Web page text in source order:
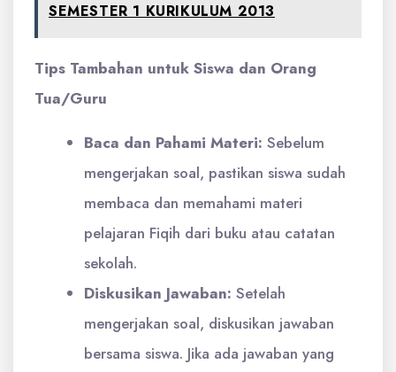
SEMESTER 1 KURIKULUM 2013
Tips Tambahan untuk Siswa dan Orang
Tua/Guru
Baca dan Pahami Materi: Sebelum
mengerjakan soal, pastikan siswa sudah
membaca dan memahami materi
pelajaran Fiqih dari buku atau catatan
sekolah.
Diskusikan Jawaban: Setelah
mengerjakan soal, diskusikan jawaban
bersama siswa. Jika ada jawaban yang